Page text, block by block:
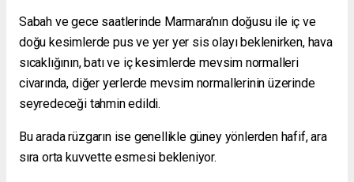
Sabah ve gece saatlerinde Marmara’nın doğusu ile iç ve
doğu kesimlerde pus ve yer yer sis olayı beklenirken, hava
sıcaklığının, batı ve iç kesimlerde mevsim normalleri
civarında, diğer yerlerde mevsim normallerinin üzerinde
seyredeceği tahmin edildi.
Bu arada rüzgarın ise genellikle güney yönlerden hafif, ara
sıra orta kuvvette esmesi bekleniyor.